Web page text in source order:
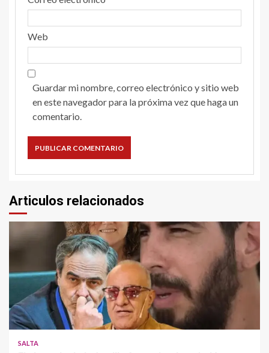
Web
Guardar mi nombre, correo electrónico y sitio web
en este navegador para la próxima vez que haga un
comentario.
Articulos relacionados
SALTA